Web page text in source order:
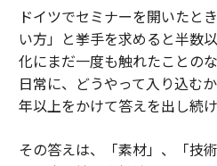
ドイツでセミナーを開いたと
い方」と挙手を求めると半数
化にまだ一度も触れたことの
日常に、どうやって入り込む
年以上をかけて答えを出し続け
その答えは、「素材」、「技